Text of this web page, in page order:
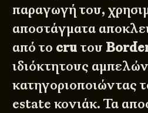
παραγωγή του,
αποστάγματα
από το cru του
ιδιόκτητους
κατηγοριοποιώντας
estate κονιάκ. Τα